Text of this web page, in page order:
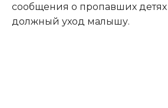
сообщения о пропавших детях
должный уход малышу.